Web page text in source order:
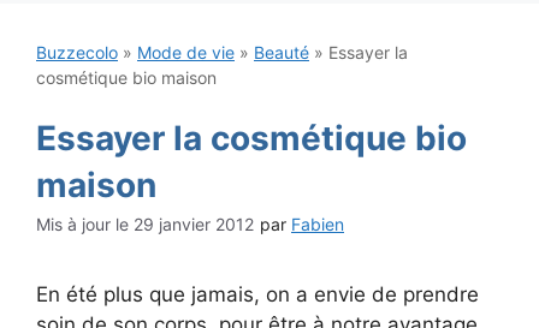
Buzzecolo » Mode de vie » Beauté » Essayer la
cosmétique bio maison
Essayer la cosmétique bio
maison
29 janvier 2012 par Fabien
En été plus que jamais, on a envie de prendre